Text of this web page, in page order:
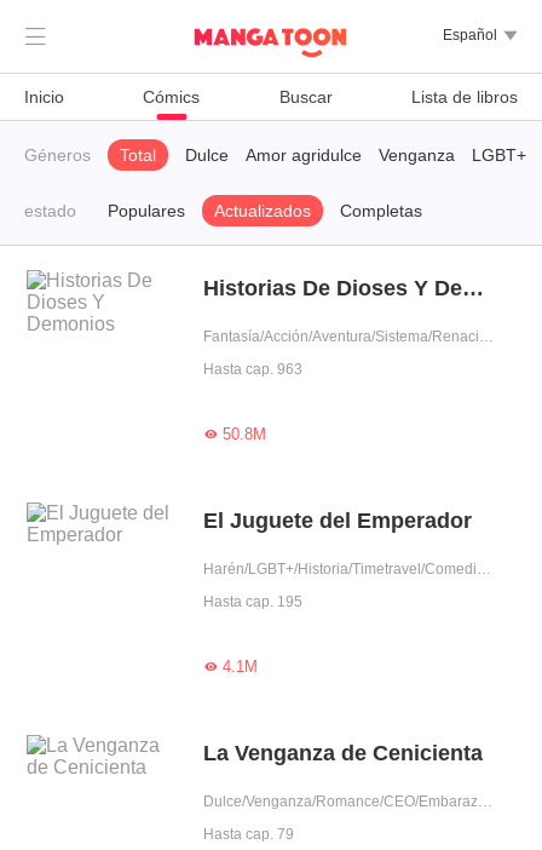
 Español 
Inicio Cómics Buscar Lista de libros
Géneros Total Dulce Amor agridulce Venganza LGBT+
estado Populares Actualizados Completas
Historias De Dioses Y Demonios
Fantasía/Acción/Aventura/Sistema/Renacimiento/Uno VS Varios/Auto superación/Alma coexistente
Hasta cap. 963
50.8M
El Juguete del Emperador
Harén/LGBT+/Historia/Timetravel/Comedia/Príncipe
Hasta cap. 195
4.1M
La Venganza de Cenicienta
Dulce/Venganza/Romance/CEO/Embarazada/Predestinado/Amor tras matrimonio
Hasta cap. 79